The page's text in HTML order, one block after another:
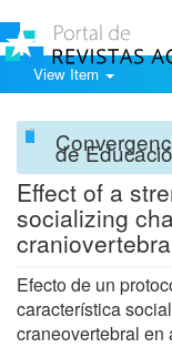
View Item
de
Effect of a
socializing
Efecto de un
característica
craneovertebral en